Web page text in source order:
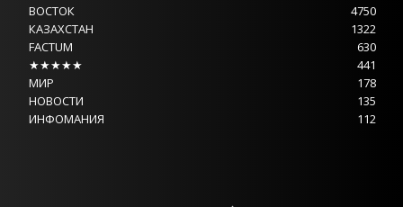
ВОСТОК
4750
КАЗАХСТАН
1322
FACTUM
630
★★★★★
441
МИР
178
НОВОСТИ
135
ИНФОМАНИЯ
112